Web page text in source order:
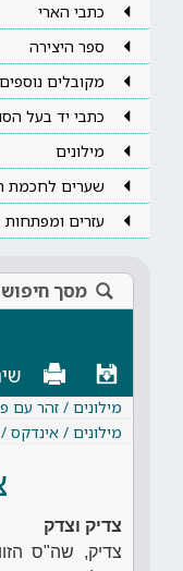
כתבי הארי
ספר היצירה
מקובלים נוספים
כתבי יד בעל
מילונים
שערים לחכמת
עזרים ומפתחות
מסך חיפוש
מילונים / זהר
מילונים /
צדיק וצדק
צדיק, שה"ס